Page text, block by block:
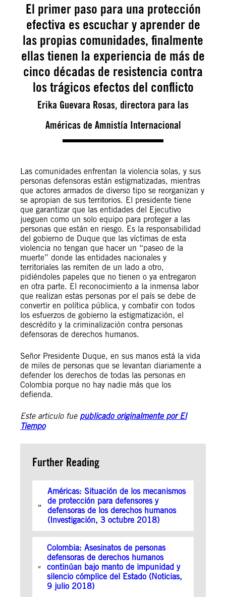
El primer paso para una protección
efectiva es escuchar y aprender de
las propias comunidades, finalmente
ellas tienen la experiencia de más de
cinco décadas de resistencia contra
los trágicos efectos del conflicto
Erika Guevara Rosas, directora para las
Américas de Amnistía Internacional
Las comunidades enfrentan la violencia solas, y sus
personas defensoras están estigmatizadas, mientras
que actores armados de diverso tipo se reorganizan y
se apropian de sus territorios. El presidente tiene
que garantizar que las entidades del Ejecutivo
jueguen como un solo equipo para proteger a las
personas que están en riesgo. Es la responsabilidad
del gobierno de Duque que las víctimas de esta
violencia no tengan que hacer un “paseo de la
muerte” donde las entidades nacionales y
territoriales las remiten de un lado a otro,
pidiéndoles papeles que no tienen o ya entregaron
en otra parte. El reconocimiento a la inmensa labor
que realizan estas personas por el país se debe de
convertir en política pública, y combatir con todos
los esfuerzos de gobierno la estigmatización, el
descrédito y la criminalización contra personas
defensoras de derechos humanos.
Señor Presidente Duque, en sus manos está la vida
de miles de personas que se levantan diariamente a
defender los derechos de todas las personas en
Colombia porque no hay nadie más que los
defienda.
Este articulo fue publicado originalmente por El
Tiempo
Further Reading
Américas: Situación de los mecanismos
de protección para defensores y
defensoras de los derechos humanos
(Investigación, 3 octubre 2018)
Colombia: Asesinatos de personas
defensoras de derechos humanos
continúan bajo manto de impunidad y
silencio cómplice del Estado (Noticias,
9 julio 2018)